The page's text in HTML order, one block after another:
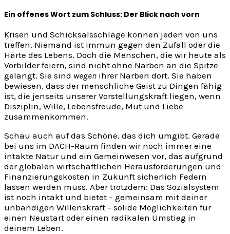
Ein offenes Wort zum Schluss: Der Blick nach vorn
Krisen und Schicksalsschläge können jeden von uns
treffen. Niemand ist immun gegen den Zufall oder die
Härte des Lebens. Doch die Menschen, die wir heute als
Vorbilder feiern, sind nicht ohne Narben an die Spitze
gelangt. Sie sind wegen ihrer Narben dort. Sie haben
bewiesen, dass der menschliche Geist zu Dingen fähig
ist, die jenseits unserer Vorstellungskraft liegen, wenn
Disziplin, Wille, Lebensfreude, Mut und Liebe
zusammenkommen.
Schau auch auf das Schöne, das dich umgibt. Gerade
bei uns im DACH-Raum finden wir noch immer eine
intakte Natur und ein Gemeinwesen vor, das aufgrund
der globalen wirtschaftlichen Herausforderungen und
Finanzierungskosten in Zukunft sicherlich Federn
lassen werden muss. Aber trotzdem: Das Sozialsystem
ist noch intakt und bietet – gemeinsam mit deiner
unbändigen Willenskraft – solide Möglichkeiten für
einen Neustart oder einen radikalen Umstieg in
deinem Leben.